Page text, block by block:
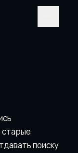
старые
поискy